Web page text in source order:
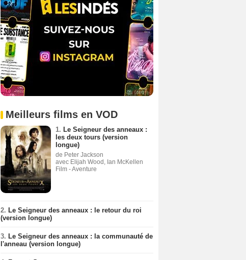
Meilleurs films en VOD
1. Le Seigneur des anneaux :
les deux tours (version
longue)
de Peter Jackson
avec Elijah Wood, Ian McKellen
Film - Aventure
2. Le Seigneur des anneaux : le retour du roi
(version longue)
3. Le Seigneur des anneaux : la communauté de
l'anneau (version longue)